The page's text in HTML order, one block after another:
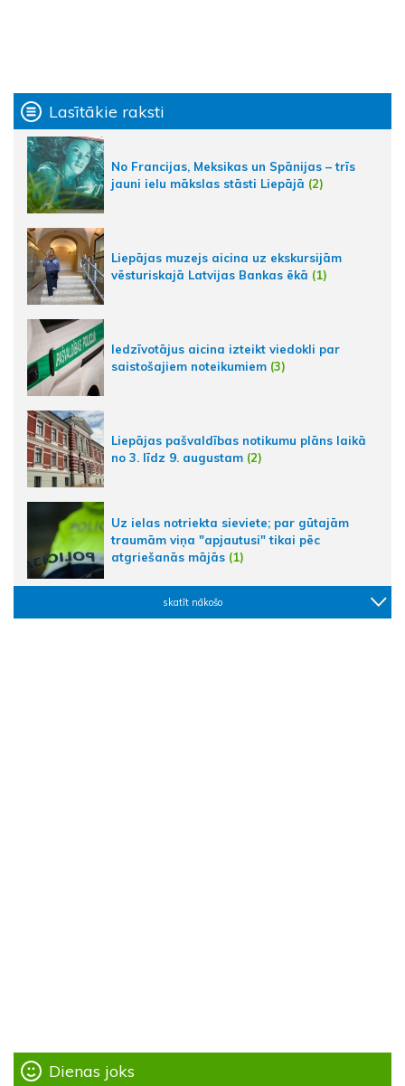
Lasītākie raksti
No Francijas, Meksikas un Spānijas – trīs
jauni ielu mākslas stāsti Liepājā (2)
Liepājas muzejs aicina uz ekskursijām
vēsturiskajā Latvijas Bankas ēkā (1)
Iedzīvotājus aicina izteikt viedokli par
saistošajiem noteikumiem (3)
Liepājas pašvaldības notikumu plāns laikā
no 3. līdz 9. augustam (2)
Uz ielas notriekta sieviete; par gūtajām
traumām viņa "apjautusi" tikai pēc
atgriešanās mājās (1)
skatīt nākošo
Dienas joks